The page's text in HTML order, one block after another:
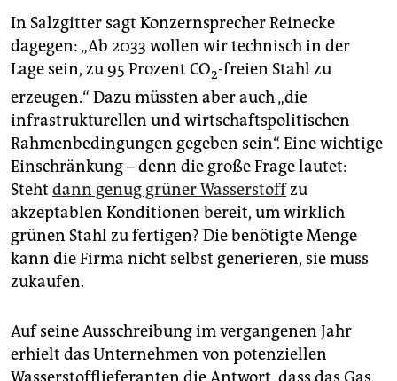
In Salzgitter sagt Konzernsprecher Reinecke
dagegen: „Ab 2033 wollen wir technisch in der
Lage sein, zu 95 Prozent CO2-freien Stahl zu
erzeugen.“ Dazu müssten aber auch „die
infrastrukturellen und wirtschaftspolitischen
Rahmenbedingungen gegeben sein“. Eine wichtige
Einschränkung – denn die große Frage lautet:
Steht dann genug grüner Wasserstoffzu
akzeptablen Konditionen bereit, um wirklich
grünen Stahl zu fertigen? Die benötigte Menge
kann die Firma nicht selbst generieren, sie muss
zukaufen.
Auf seine Ausschreibung im vergangenen Jahr
erhielt das Unternehmen von potenziellen